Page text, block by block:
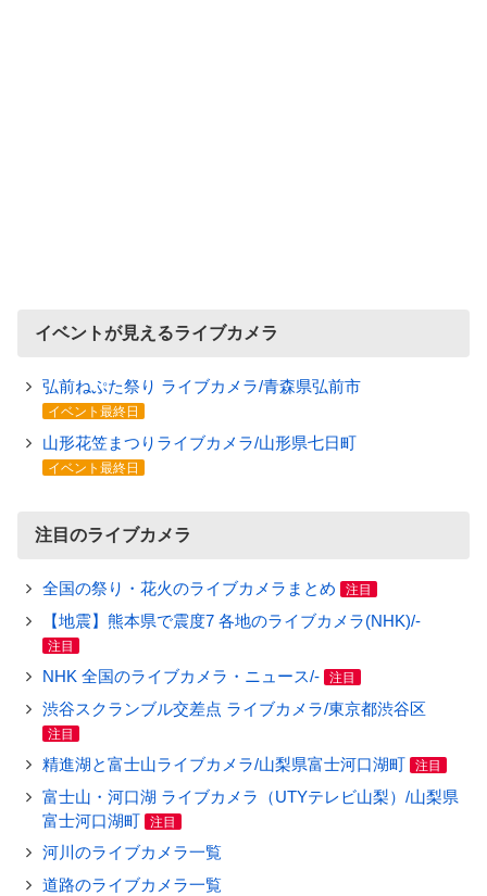
イベントが見えるライブカメラ
弘前ねぷた祭り ライブカメラ/青森県弘前市
イベント最終日
山形花笠まつりライブカメラ/山形県七日町
イベント最終日
注目のライブカメラ
全国の祭り・花火のライブカメラまとめ 注目
【地震】熊本県で震度7 各地のライブカメラ(NHK)/-
注目
NHK 全国のライブカメラ・ニュース/- 注目
渋谷スクランブル交差点 ライブカメラ/東京都渋谷区
注目
精進湖と富士山ライブカメラ/山梨県富士河口湖町 注目
富士山・河口湖 ライブカメラ（UTYテレビ山梨）/山梨県
富士河口湖町
注目
河川のライブカメラ一覧
道路のライブカメラ一覧